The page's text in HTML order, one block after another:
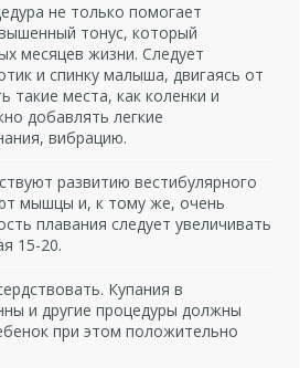
не только помогает
тонус, который
месяцев жизни. Следует
и спинку малыша, двигаясь от
такие места, как коленки и
добавлять легкие
вибрацию.
развитию вестибулярного
мышцы и, к тому же, очень
плавания следует увеличивать
15-20.
Купания в
и другие процедуры должны
при этом положительно